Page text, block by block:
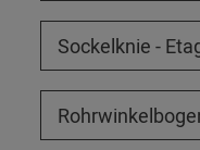
Sockelknie -